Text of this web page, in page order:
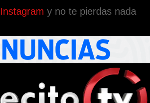
Instagram y no te pierdas nada